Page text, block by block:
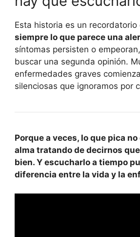
Esta historia es un recordatorio
siempre lo que parece una
síntomas persisten o
buscar una segunda opinión.
enfermedades graves
silenciosas que ignoramos por
Porque a veces, lo que pica
alma tratando de decirnos
bien. Y escucharlo a tiempo
diferencia entre la vida y la